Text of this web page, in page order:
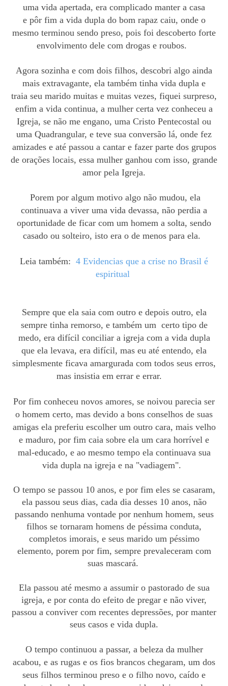
uma vida apertada, era complicado manter a casa
e pôrfim a vida dupla do bom rapaz caiu, onde o
mesmo terminou sendo preso, pois foi descoberto forte
envolvimento dele com drogas e roubos.
Agora sozinha e com dois filhos, descobri algo ainda
mais extravagante, ela também tinha vida dupla e
traia seu marido muitas e muitas vezes, fiquei surpreso,
enfim a vida continua, a mulher certa vez conheceu a
Igreja, se não me engano, uma Cristo Pentecostal ou
uma Quadrangular, e teve sua conversão lá, onde fez
amizades e até passou a cantar e fazer parte dos grupos
de orações locais, essa mulher ganhou com isso, grande
amor pela Igreja.
Porem por algum motivo algo não mudou, ela
continuava a viver uma vida devassa, não perdia a
oportunidade de ficar com um homem a solta, sendo
casado ou solteiro, isto era o de menos paraela.
Leia também: 4 Evidencias que a crise no Brasil é
espiritual
Sempre que ela saia com outro e depois outro, ela
sempre tinha remorso, e também um certo tipo de
medo, era difícil conciliar a igreja com a vida dupla
que ela levava, era difícil, mas eu até entendo, ela
simplesmente ficava amargurada com todos seus erros,
mas insistia em errar e errar.
Por fim conheceu novos amores, se noivou parecia ser
o homem certo, mas devido a bons conselhos de suas
amigas ela preferiu escolher um outro cara, mais velho
e maduro, por fim caia sobre ela um cara horrível e
mal-educado, e ao mesmo tempo ela continuava sua
vida dupla na igreja e na "vadiagem".
O tempo se passou 10 anos, e por fim eles se casaram,
ela passou seus dias, cada dia desses 10 anos, não
passando nenhuma vontade por nenhum homem, seus
filhos se tornaram homens de péssima conduta,
completos imorais, e seus marido um péssimo
elemento, porem por fim, sempre prevaleceram com
suas mascará.
Ela passou até mesmo a assumir o pastorado de sua
igreja, e por conta do efeito de pregar e não viver,
passou a conviver com recentes depressões, por manter
seus casos e vida dupla.
O tempo continuou a passar, a beleza da mulher
acabou, e as rugas e os fios brancos chegaram, um dos
seus filhos terminou preso e o filho novo, caído e